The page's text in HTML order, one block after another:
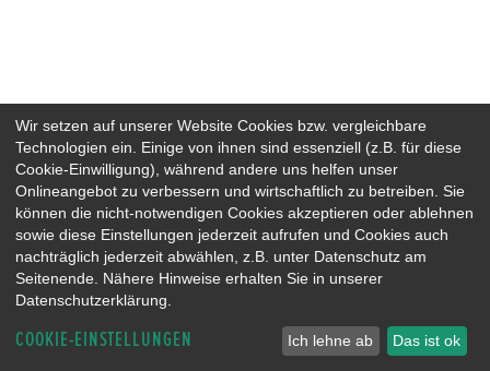
Wir setzen auf unserer Website Cookies bzw. vergleichbare
Technologien ein. Einige von ihnen sind essenziell (z.B. für diese
Cookie-Einwilligung), während andere uns helfen unser
Onlineangebot zu verbessern und wirtschaftlich zu betreiben. Sie
können die nicht-notwendigen Cookies akzeptieren oder ablehnen
sowie diese Einstellungen jederzeit aufrufen und Cookies auch
nachträglich jederzeit abwählen, z.B. unter Datenschutz am
Seitenende. Nähere Hinweise erhalten Sie in unserer
Datenschutzerklärung.
COOKIE-EINSTELLUNGEN Ich lehne ab Das ist ok